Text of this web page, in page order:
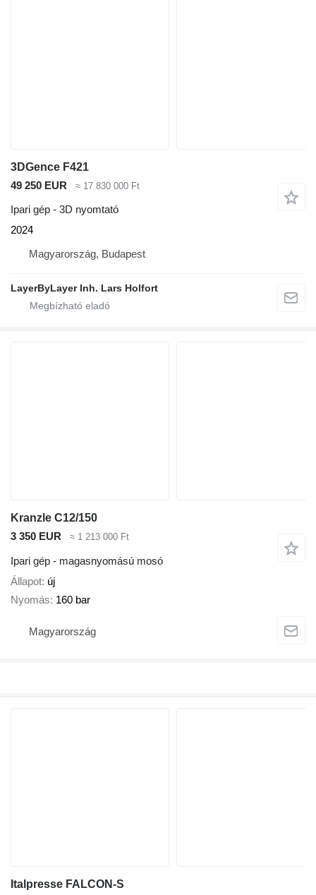
3DGence F421
49 250 EUR
≈ 17 830 000 Ft
Ipari gép - 3D nyomtató
2024
Magyarország, Budapest
LayerByLayer Inh. Lars Holfort
Kranzle C12/150
3 350 EUR
≈ 1 213 000 Ft
Ipari gép - magasnyomású mosó
Állapot új
Nyomás 160 bar
Magyarország
Italpresse FALCON-S